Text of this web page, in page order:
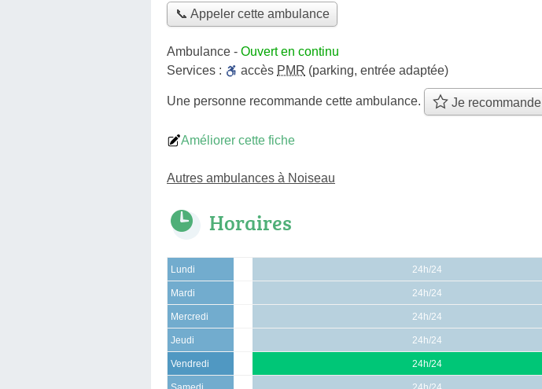
📞 Appeler cette ambulance
Ambulance - Ouvert en continu
Services :
accès PMR (parking, entrée adaptée)
Une personne recommande cette ambulance. Je recommande
Améliorer cette fiche
Autres ambulances à Noiseau
Horaires
Lundi 24h/24
Mardi 24h/24
Mercredi 24h/24
Jeudi 24h/24
Vendredi 24h/24
Samedi 24h/24